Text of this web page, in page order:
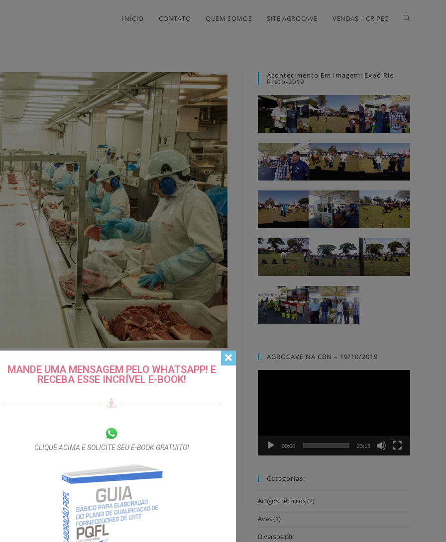
INÍCIO CONTATO QUEM SOMOS SITE AGROCAVE VENDAS – CR PEC
frigoríficos brasileiros para
exterior
0 Comentários
a abertura de mercado para produtos agropecuários
and Drug Authority) - habilitou…
Acontecimento Em Imagem: Expô Rio
Preto-2019
AGROCAVE NA CBN – 19/10/2019
00:00 23:15
Categorias:
Artigos Técnicos(2)
Aves(1)
Diversos(3)
MANDE UMA MENSAGEM PELO WHATSAPP! E
RECEBA ESSE INCRÍVEL E-BOOK!
CLIQUE ACIMA E SOLICITE SEU E-BOOK GRATUITO!